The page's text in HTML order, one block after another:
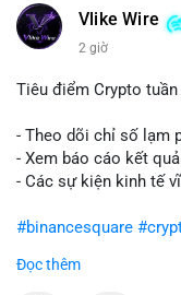
Vlike Wire
2 giờ
Tiêu điểm Crypto
- Theo dõi chỉ số lạm
- Xem báo cáo kết
- Các sự kiện kinh tế
#binancesquare
$btc $eth
Đọc thêm